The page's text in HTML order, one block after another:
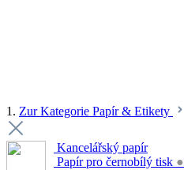
1. Zur Kategorie Papír & Etikety
Kancelářský papír
Papír pro černobílý tisk ●